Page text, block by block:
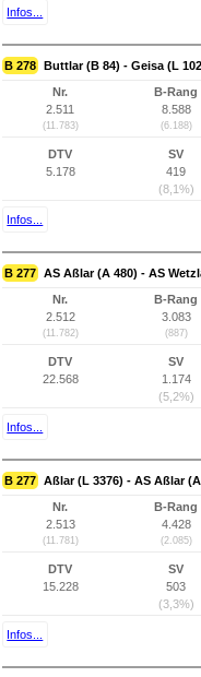
Infos...
B 278 Buttlar (B 84) - Geisa (L
Nr.
2.511
(11.783)
B-Rang
8.588
(6.188)
DTV
5.178
SV
419
(8,1%)
Infos...
B 277 AS Aßlar (A 480) - AS
Nr.
2.512
(11.782)
B-Rang
3.083
(887)
DTV
22.568
SV
1.174
(5,2%)
Infos...
B 277 Aßlar (L 3376) - AS Aßlar
Nr.
2.513
(11.781)
B-Rang
4.428
(2.085)
DTV
15.228
SV
503
(3,3%)
Infos...